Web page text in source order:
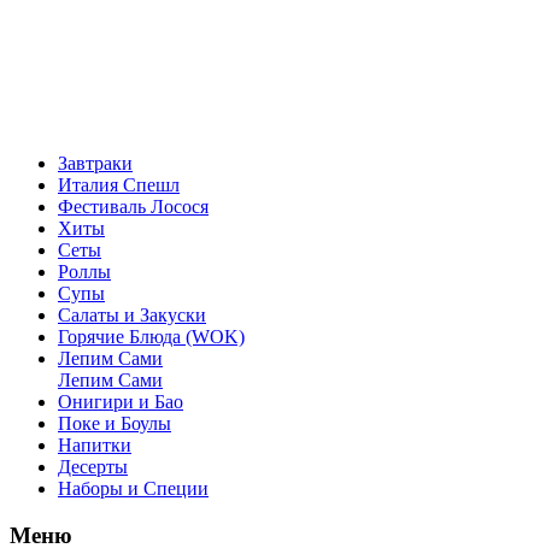
Завтраки
Италия Спешл
Фестиваль Лосося
Хиты
Сеты
Роллы
Супы
Салаты и Закуски
Горячие Блюда (WOK)
Лепим Сами
Лепим Сами
Онигири и Бао
Поке и Боулы
Напитки
Десерты
Наборы и Специи
Меню